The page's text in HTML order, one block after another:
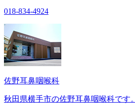
018-834-4924
佐野耳鼻咽喉科
秋田県横手市の佐野耳鼻咽喉科です。